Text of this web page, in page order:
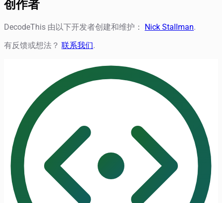
创作者
DecodeThis 由以下开发者创建和维护： Nick Stallman.
有反馈或想法？ 联系我们.